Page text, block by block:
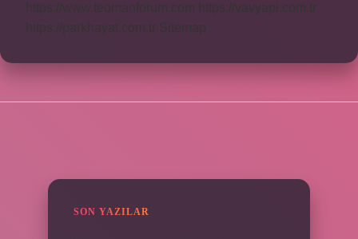
https://www.teomanforum.com
https://vavyapi.com.tr
https://parkhayat.com.tr
Sitemap
SON YAZILAR